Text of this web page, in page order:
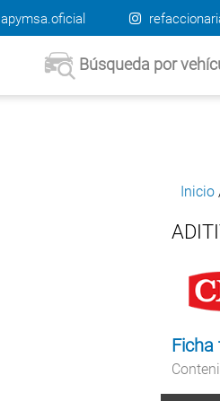
apymsa.oficial
Búsqueda por
Inicio
Ficha